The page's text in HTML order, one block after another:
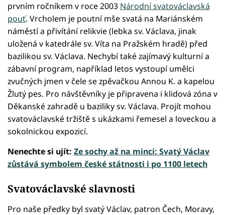
prvním ročníkem v roce 2003 Národní svatováclavská
pouť. Vrcholem je poutní mše svatá na Mariánském
náměstí a přivítání relikvie (lebka sv. Václava, jinak
uložená v katedrále sv. Víta na Pražském hradě) před
bazilikou sv. Václava. Nechybí také zajímavý kulturní a
zábavní program, například letos vystoupí umělci
zvučných jmen v čele se zpěvačkou Annou K. a kapelou
Žlutý pes. Pro návštěvníky je připravena i klidová zóna v
Děkanské zahradě u baziliky sv. Václava. Projít mohou
svatováclavské tržiště s ukázkami řemesel a loveckou a
sokolnickou expozicí.
Nenechte si ujít: Ze sochy až na minci: Svatý Václav
zůstává symbolem české státnosti i po 1100 letech
Svatováclavské slavnosti
Pro naše předky byl svatý Václav, patron Čech, Moravy,